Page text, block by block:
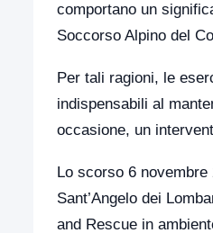
comportano un
Soccorso Alpino del
Per tali ragioni, le
indispensabili al
occasione, un
Lo scorso 6 novembre
Sant’Angelo dei
and Rescue in